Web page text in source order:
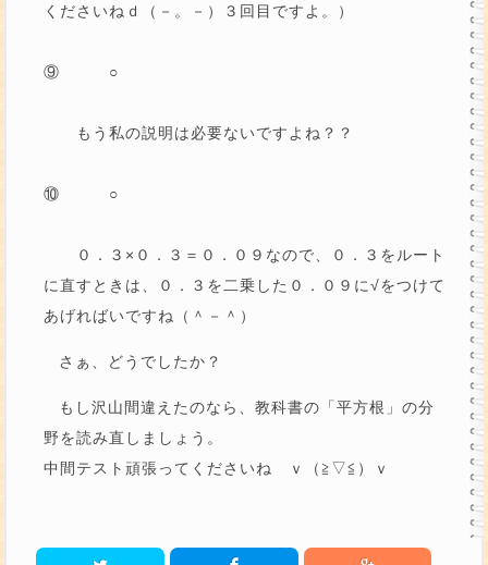
くださいねｄ（－。－）３回目ですよ。）
⑨ ○
もう私の説明は必要ないですよね？？
⑩ ○
０．３×０．３＝０．０９なので、０．３をルート
に直すときは、０．３を二乗した０．０９に√をつけて
あげればいですね（＾－＾）
さぁ、どうでしたか？
もし沢山間違えたのなら、教科書の「平方根」の分
野を読み直しましょう。
中間テスト頑張ってくださいね ｖ（≧▽≦）ｖ